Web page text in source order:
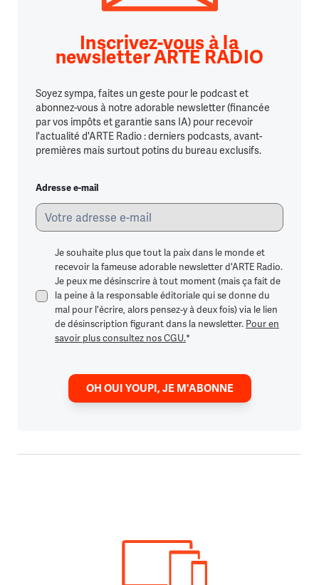
Inscrivez-vous à la
newsletter ARTE RADIO
Soyez sympa, faites un geste pour le podcast et
abonnez-vous à notre adorable newsletter (financée
par vos impôts et garantie sans IA) pour recevoir
l'actualité d'ARTE Radio : derniers podcasts, avant-
premières mais surtout potins du bureau exclusifs.
Adresse e-mail
Je souhaite plus que tout la paix dans le monde et
recevoir la fameuse adorable newsletter d'ARTE Radio.
Je peux me désinscrire à tout moment (mais ça fait de
la peine à la responsable éditoriale qui se donne du
mal pour l'écrire, alors pensez-y à deux fois) via le lien
de désinscription figurant dans la newsletter. Pour en
savoir plus consultez nos CGU.*
OH OUI YOUPI, JE M'ABONNE